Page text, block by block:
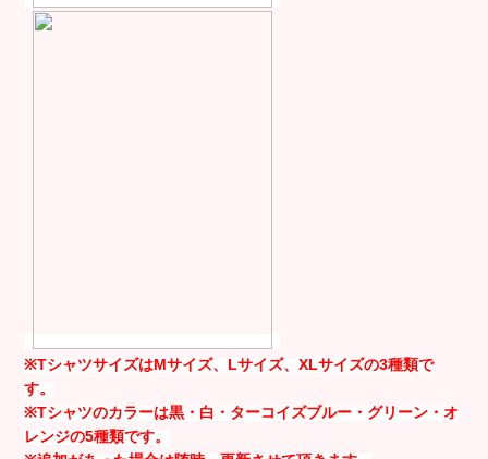
※TシャツサイズはMサイズ、Lサイズ、XLサイズの3種類で
す。
※Tシャツのカラーは黒・白・ターコイズブルー・グリーン・オ
レンジの5種類です。